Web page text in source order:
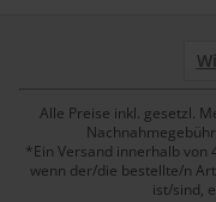
Alle Preise inkl. gesetzl.
*Ein Versand innerhalb von
wenn der/die bestellte/n
ist/sind,